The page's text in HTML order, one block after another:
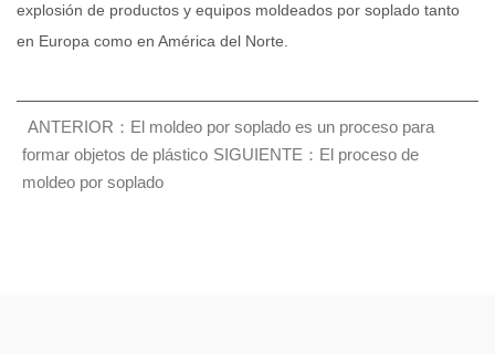
explosión de productos y equipos moldeados por soplado tanto
en Europa como en América del Norte.
ANTERIOR：El moldeo por soplado es un proceso para
formar objetos de plástico SIGUIENTE：El proceso de
moldeo por soplado